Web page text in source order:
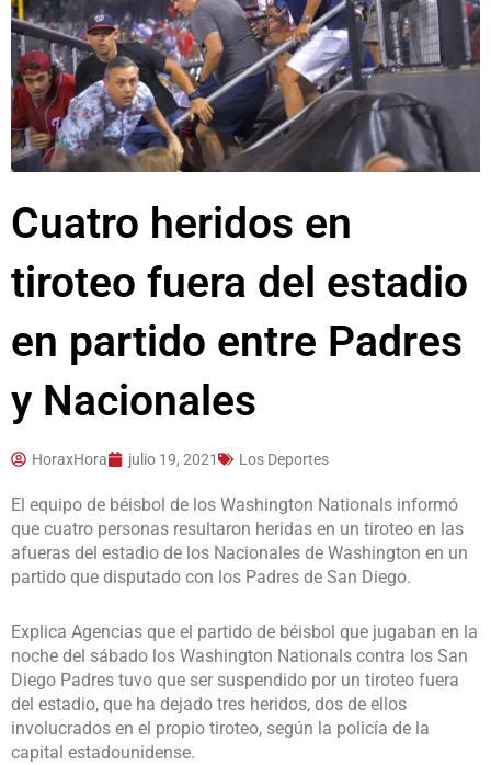
Cuatro heridos en
tiroteo fuera del estadio
en partido entre Padres
y Nacionales
HoraxHora julio 19, 2021 Los Deportes
El equipo de béisbol de los Washington Nationals informó
que cuatro personas resultaron heridas en un tiroteo en las
afueras del estadio de los Nacionales de Washington en un
partido que disputado con los Padres de San Diego.
Explica Agencias que el partido de béisbol que jugaban en la
noche del sábado los Washington Nationals contra los San
Diego Padres tuvo que ser suspendido por un tiroteo fuera
del estadio, que ha dejado tres heridos, dos de ellos
involucrados en el propio tiroteo, según la policía de la
capital estadounidense.